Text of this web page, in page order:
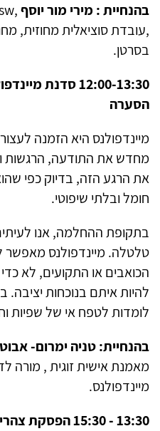
בהנחיית : מירי מור יוסף,
,עובדת סוציאלית מחוזית,
בסרטן.
12:00-13:30
הסערה
מיינדפולנס היא הזמנה
מחדש את התודעה, הרגשות
את הרגע הזה, בדיוק כפי
חומל ובלתי שיפוטי.
בתקופת ההחלמה, אנו
טלטלה. מיינדפולנס מאפשר
הכואבים או התקועים, לא
להיות איתם בנוכחות
לומדות לטפח אי של שפיות
בהנחיית: טניה ימרום-
מאמנת אישית זוגית , מורה
מיינדפולנס.
13:30 - 15:30 הפסקת צהרים וקבלת חדרים